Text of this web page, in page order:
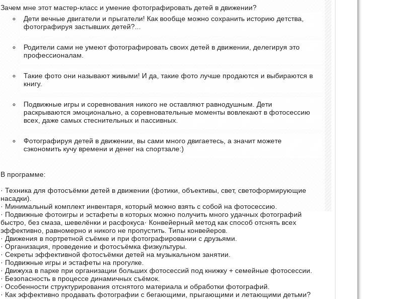
Зачем мне этот мастер-класс и умение фотографировать детей в движении?
Дети вечные двигатели и прыгатели! Как вообще можно сохранить историю детства,
фотографируя застывших детей?...
Родители сами не умеют фотографировать своих детей в движении, делегируя это
профессионалам.
Такие фото они называют живыми! И да, такие фото лучше продаются и выбираются в
книгу.
Подвижные игры и соревнования никого не оставляют равнодушным. Дети
раскрываются эмоционально, а соревновательные моменты вовлекают в фотосессию
всех, даже самых стеснительных и пассивных.
Фотографируя детей в движении, вы сами много двигаетесь, а значит можете
сэкономить кучу времени и денег на спортзале:)
В программе:
· Техника для фотосъёмки детей в движении (фотики, объективы, свет, светоформирующие
насадки).
· Минимальный комплект инвентаря, который можно взять с собой на фотосессию.
· Подвижные фотоигры и эстафеты в которых можно получить много удачных фотографий
быстро, без смаза, шевелёнки и расфокуса· Конвейерный метод как способ отснять всех
эффективно, равномерно и никого не пропустить. Типы конвейеров.
· Движения в портретной съёмке и при фотографировании с друзьями.
· Организация, проведение и фотосъёмка физкультуры.
· Секреты эффективной фотосъёмки детей на музыкальном занятии.
· Подвижные игры и эстафеты на прогулке.
· Движуха в парке при организации больших фотосессий под книжку + семейные фотосессии.
· Безопасность в процессе динамичных съёмок.
· Особенности структурирования отснятого материала и обработки фотографий.
· Как эффективно продавать фотографии с бегающими, прыгающими и летающими детьми?